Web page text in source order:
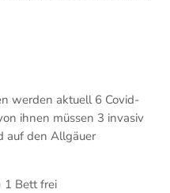
werden aktuell 6 Covid-
ihnen müssen 3 invasiv
auf den Allgäuer
1 Bett frei